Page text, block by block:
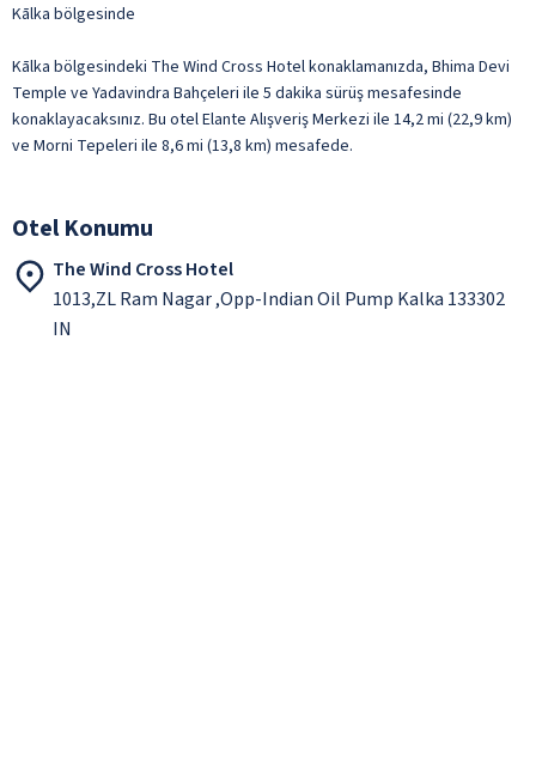
Kālka bölgesinde
Kālka bölgesindeki The Wind Cross Hotel konaklamanızda, Bhima Devi
Temple ve Yadavindra Bahçeleri ile 5 dakika sürüş mesafesinde
konaklayacaksınız. Bu otel Elante Alışveriş Merkezi ile 14,2 mi (22,9 km)
ve Morni Tepeleri ile 8,6 mi (13,8 km) mesafede.
Otel Konumu
The Wind Cross Hotel
1013,ZL Ram Nagar ,Opp-Indian Oil Pump Kalka 133302
IN